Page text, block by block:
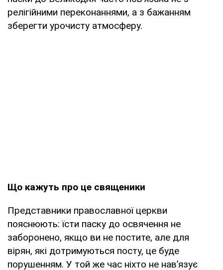
релігійними переконаннями, а з бажанням
зберегти урочисту атмосферу.
Що кажуть про це священики
Представники православної церкви
пояснюють: їсти паску до освячення не
заборонено, якщо ви не постите, але для
вірян, які дотримуються посту, це буде
порушенням. У той же час ніхто не нав’язує